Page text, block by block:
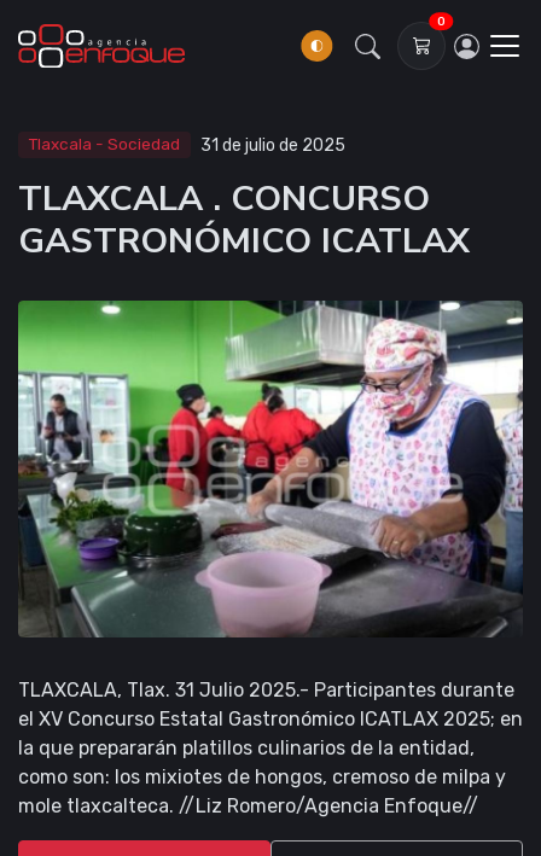
0
Tlaxcala - Sociedad 31 de julio de 2025
TLAXCALA . CONCURSO
GASTRONÓMICO ICATLAX
TLAXCALA, Tlax. 31 Julio 2025.- Participantes durante
el XV Concurso Estatal Gastronómico ICATLAX 2025; en
la que prepararán platillos culinarios de la entidad,
como son: los mixiotes de hongos, cremoso de milpa y
mole tlaxcalteca. //Liz Romero/Agencia Enfoque//